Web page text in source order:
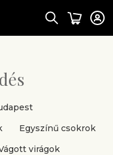
Egyszínű csokrok
virágok